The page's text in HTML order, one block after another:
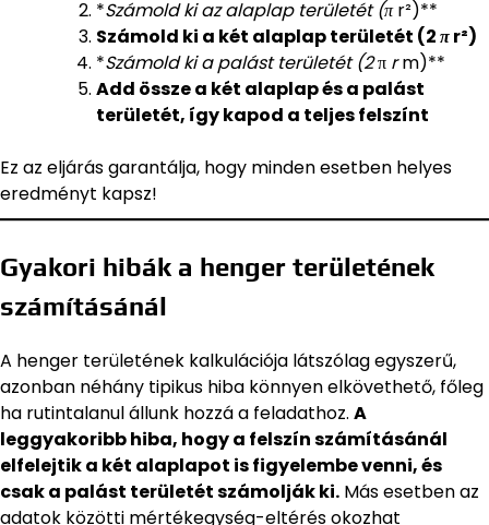
*Számold ki az alaplap területét (πr²)**
Számold ki a két alaplap területét (2πr²)
*Számold ki a palást területét (2π rm)**
Add össze a két alaplap és a palást
területét, így kapod a teljes felszínt
Ez az eljárás garantálja, hogy minden esetben helyes
eredményt kapsz!
Gyakori hibák a henger területének
számításánál
A henger területének kalkulációja látszólag egyszerű,
azonban néhány tipikus hiba könnyen elkövethető, főleg
ha rutintalanul állunk hozzá a feladathoz. A
leggyakoribb hiba, hogy a felszín számításánál
elfelejtik a két alaplapot is figyelembe venni, és
csak a palást területét számolják ki. Más esetben az
adatok közötti mértékegység-eltérés okozhat